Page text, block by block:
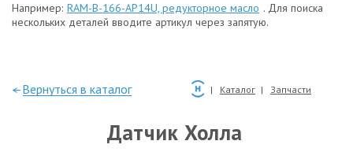
Например: RAM-B-166-AP14U, редукторное масло . Для поиска
нескольких деталей вводите артикул через запятую.
—Вернуться в каталог Каталог Запчасти
Датчик Холла